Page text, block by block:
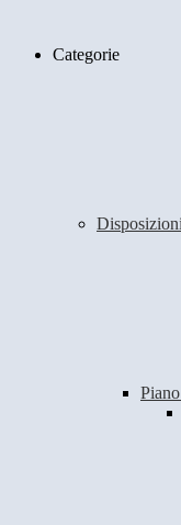
Categorie